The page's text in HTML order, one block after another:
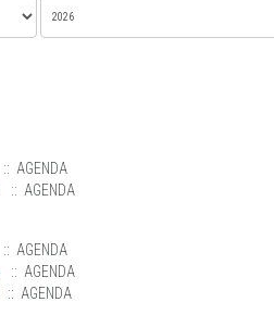
:: AGENDA
:: AGENDA
:: AGENDA
:: AGENDA
:: AGENDA